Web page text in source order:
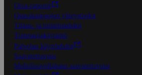
Oiva-raportit
Osuuskauppojen yhteystiedot
Tilaus- ja toimitusehdot
Tietosuojakäytäntö
Palvelun käyttöehdot
Saavutettavuus
Mobiilisovelluksen saavutettavuus